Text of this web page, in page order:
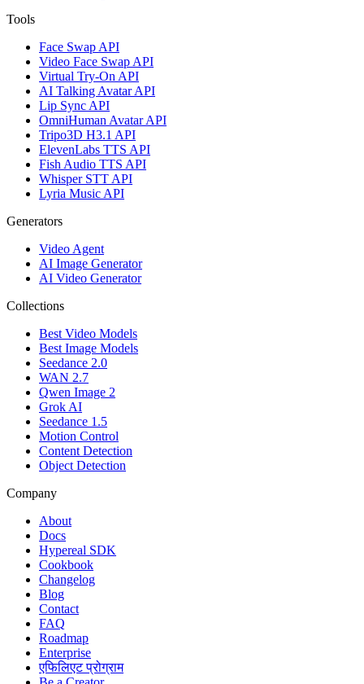
Tools
Face Swap API
Video Face Swap API
Virtual Try-On API
AI Talking Avatar API
Lip Sync API
OmniHuman Avatar API
Tripo3D H3.1 API
ElevenLabs TTS API
Fish Audio TTS API
Whisper STT API
Lyria Music API
Generators
Video Agent
AI Image Generator
AI Video Generator
Collections
Best Video Models
Best Image Models
Seedance 2.0
WAN 2.7
Qwen Image 2
Grok AI
Seedance 1.5
Motion Control
Content Detection
Object Detection
Company
About
Docs
Hypereal SDK
Cookbook
Changelog
Blog
Contact
FAQ
Roadmap
Enterprise
एफिलिएट प्रोग्राम